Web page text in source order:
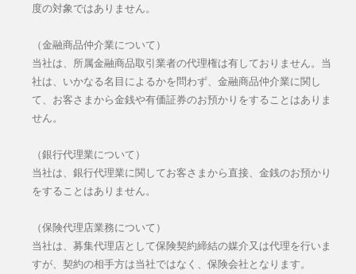
度の対象ではありません。
（金融商品仲介業について）
当社は、所属金融商品取引業者の代理権は有しておりません。当
社は、いかなる名目によるかを問わず、金融商品仲介業に関し
て、お客さまから金銭や有価証券のお預かりをすることはありま
せん。
（銀行代理業について）
当社は、銀行代理業に関してお客さまから直接、金銭のお預かり
をすることはありません。
（保険代理店業務について）
当社は、募集代理店として保険契約締結の媒介又は代理を行いま
すが、契約の相手方は当社ではなく、保険会社となります。